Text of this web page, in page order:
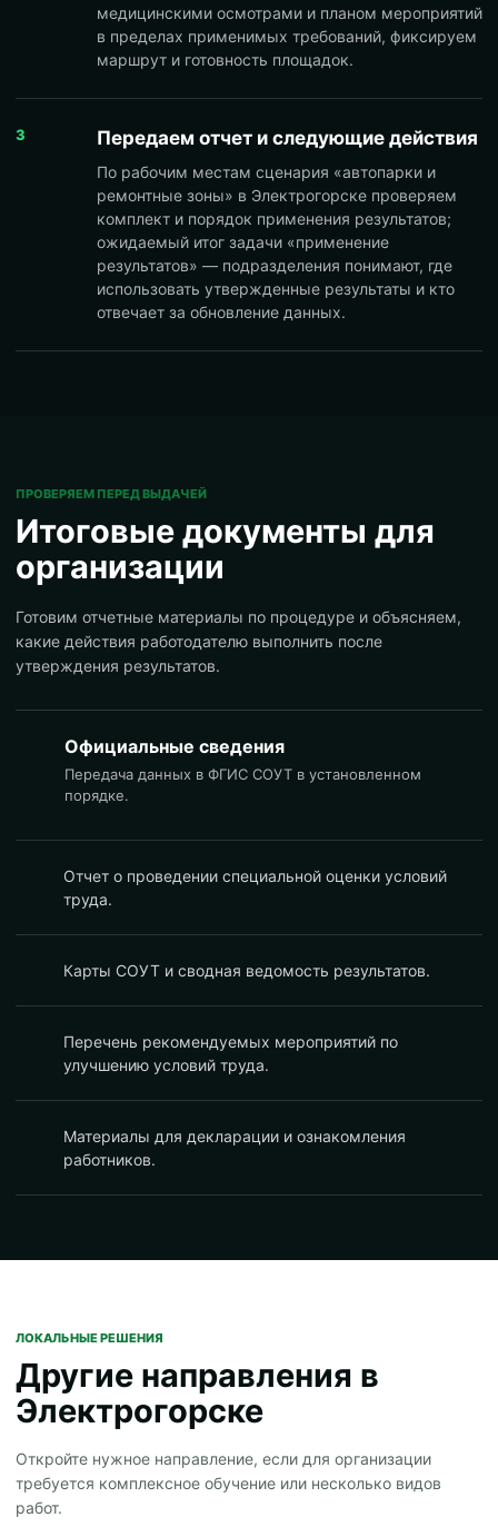
медицинскими осмотрами и планом мероприятий
в пределах применимых требований, фиксируем
маршрут и готовность площадок.
3 Передаем отчет и следующие действия
По рабочим местам сценария «автопарки и
ремонтные зоны» в Электрогорске проверяем
комплект и порядок применения результатов;
ожидаемый итог задачи «применение
результатов» — подразделения понимают, где
использовать утвержденные результаты и кто
отвечает за обновление данных.
ПРОВЕРЯЕМ ПЕРЕД ВЫДАЧЕЙ
Итоговые документы для
организации
Готовим отчетные материалы по процедуре и объясняем,
какие действия работодателю выполнить после
утверждения результатов.
Официальные сведения
Передача данных в ФГИС СОУТ в установленном
порядке.
Отчет о проведении специальной оценки условий
труда.
Карты СОУТ и сводная ведомость результатов.
Перечень рекомендуемых мероприятий по
улучшению условий труда.
Материалы для декларации и ознакомления
работников.
ЛОКАЛЬНЫЕ РЕШЕНИЯ
Другие направления в
Электрогорске
Откройте нужное направление, если для организации
требуется комплексное обучение или несколько видов
работ.